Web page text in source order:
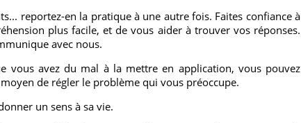
reportez-en la pratique à une autre fois. Faites confiance à
plus facile, et de vous aider à trouver vos réponses.
avec nous.
vous avez du mal à la mettre en application, vous pouvez
de régler le problème qui vous préoccupe.
un sens à sa vie.